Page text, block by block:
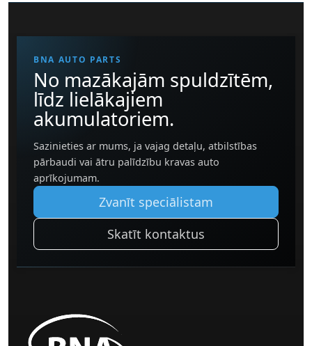
BNA AUTO PARTS
No mazākajām spuldzītēm,
līdz lielākajiem
akumulatoriem.
Sazinieties ar mums, ja vajag detaļu, atbilstības
pārbaudi vai ātru palīdzību kravas auto
aprīkojumam.
Zvanīt speciālistam
Skatīt kontaktus